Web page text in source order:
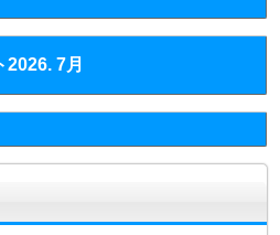
2026. 7月